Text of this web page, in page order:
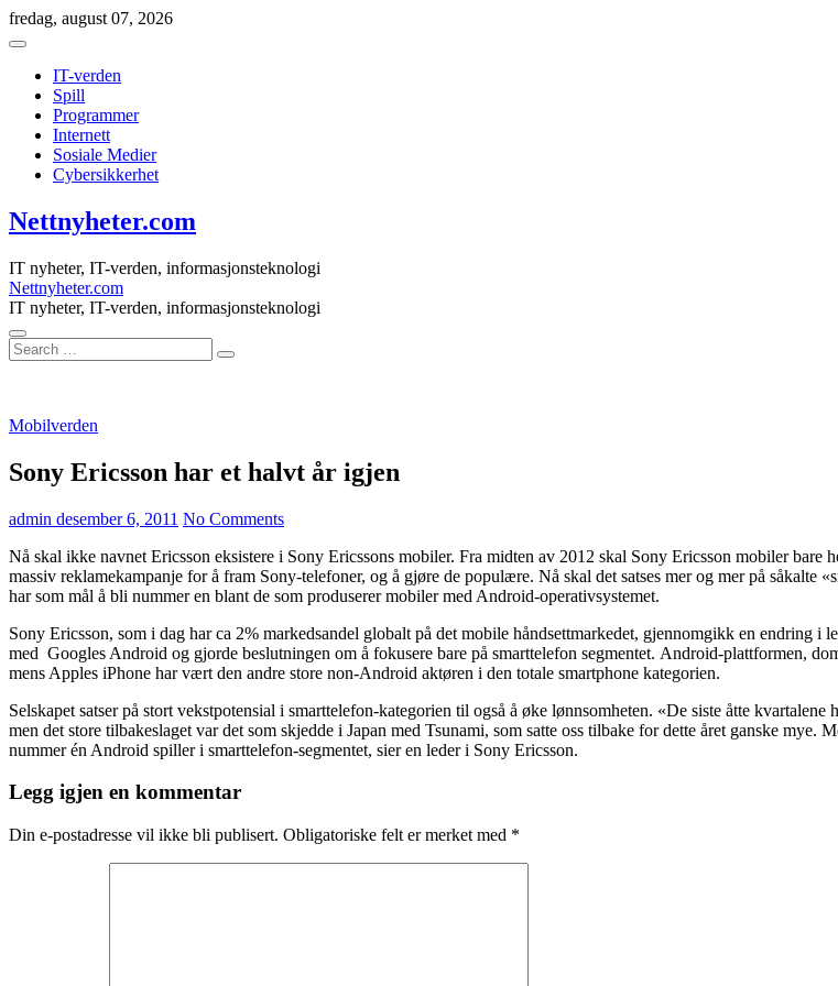
Skip
to
fredag, august 07, 2026
IT-verden
Spill
Programmer
Internett
Sosiale Medier
Cybersikkerhet
Nettnyheter.com
IT nyheter, IT-verden, informasjonsteknologi
Nettnyheter.com
IT nyheter, IT-verden, informasjonsteknologi
Search
…
Mobilverden
Sony Ericsson har et halvt år igjen
admin desember 6, 2011 No Comments
Nå skal ikke navnet Ericsson eksistere i Sony Ericssons mobiler. Fra midten av 2012 skal Sony Ericsson mobiler bare
massiv reklamekampanje for å fram Sony-telefoner, og å gjøre de populære. Nå skal det satses mer og mer på såkalte
har som mål å bli nummer en blant de som produserer mobiler med Android-operativsystemet.
Sony Ericsson, som i dag har ca 2% markedsandel globalt på det mobile håndsettmarkedet, gjennomgikk en endring i
med Googles Android og gjorde beslutningen om å fokusere bare på smarttelefon segmentet. Android-plattformen,
mens Apples iPhone har vært den andre store non-Android aktøren i den totale smartphone kategorien.
Selskapet satser på stort vekstpotensial i smarttelefon-kategorien til også å øke lønnsomheten. «De siste åtte
men det store tilbakeslaget var det som skjedde i Japan med Tsunami, som satte oss tilbake for dette året ganske
nummer én Android spiller i smarttelefon-segmentet, sier en leder i Sony Ericsson.
Legg igjen en kommentar
Din e-postadresse vil ikke bli publisert. Obligatoriske felt er merket med *